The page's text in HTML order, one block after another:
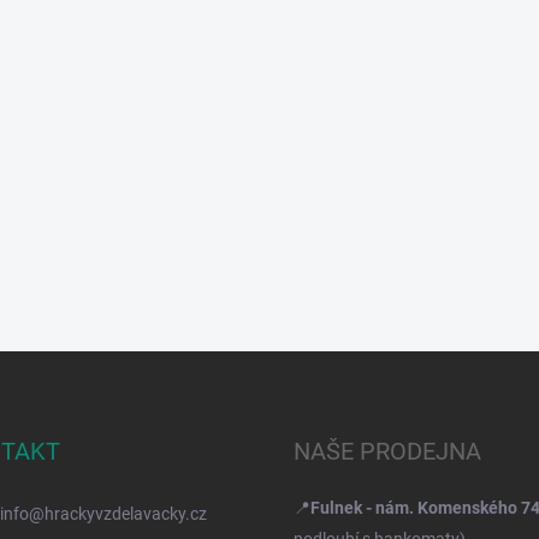
info@hrackyvzdelavacky.cz
NAŠE PRODEJNA
📍Fulnek - nám. Komenského 74